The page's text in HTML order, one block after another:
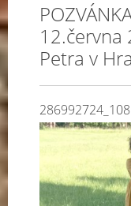
12.června
Petra v